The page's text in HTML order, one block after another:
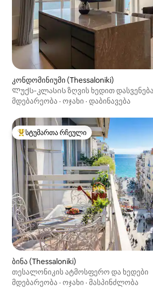
კონდომინიუმი (Thessaloniki)
Ლუქს-კლასის ზღვის ხედით დასვენება
მდებარეობა · ოჯახი · დაბინავება
სტუმართა რჩეული მოწინავე ვარიანტი
სტუმართა რჩეული
ბინა (Thessaloniki)
თესალონიკის ატმოსფერო და ხედები
მდებარეობა · ოჯახი · მასპინძლობა